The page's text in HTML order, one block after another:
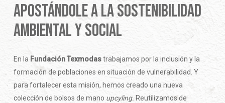
APOSTÁNDOLE A LA SOSTENIBILIDAD
AMBIENTAL Y SOCIAL
En la Fundación Texmodastrabajamos por la inclusión y la
formación de poblaciones en situación de vulnerabilidad. Y
para fortalecer esta misión, hemos creado una nueva
colección de bolsos de mano upcyling. Reutilizamos de